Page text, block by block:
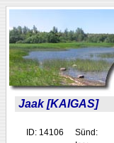
Jaak [KAIGAS]
ID: 14106 Sünd: